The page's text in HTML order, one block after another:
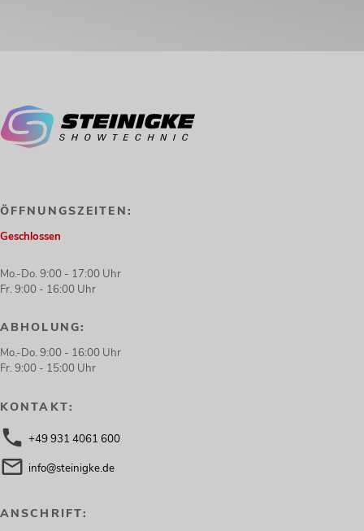
ÖFFNUNGSZEITEN:
Geschlossen
Mo.-Do. 9:00 - 17:00 Uhr
Fr. 9:00 - 16:00 Uhr
ABHOLUNG:
Mo.-Do. 9:00 - 16:00 Uhr
Fr. 9:00 - 15:00 Uhr
KONTAKT:
+49 931 4061 600
info@steinigke.de
ANSCHRIFT: